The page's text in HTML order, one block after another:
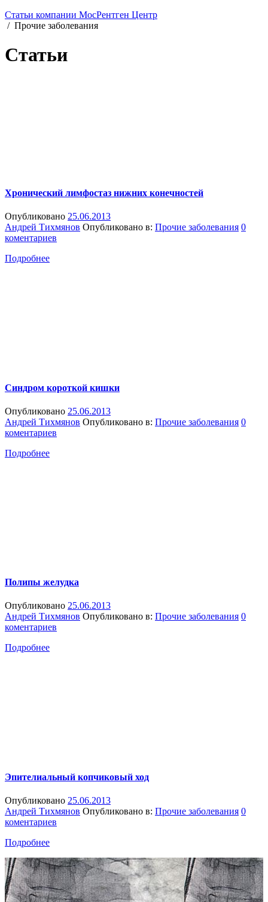
Статьи компании МосРентген Центр
/ Прочие заболевания
Статьи
Хронический лимфостаз нижних конечностей
Опубликовано 25.06.2013
Андрей Тихмянов Опубликовано в: Прочие заболевания 0
коментариев
Подробнее
Синдром короткой кишки
Опубликовано 25.06.2013
Андрей Тихмянов Опубликовано в: Прочие заболевания 0
коментариев
Подробнее
Полипы желудка
Опубликовано 25.06.2013
Андрей Тихмянов Опубликовано в: Прочие заболевания 0
коментариев
Подробнее
Эпителиальный копчиковый ход
Опубликовано 25.06.2013
Андрей Тихмянов Опубликовано в: Прочие заболевания 0
коментариев
Подробнее